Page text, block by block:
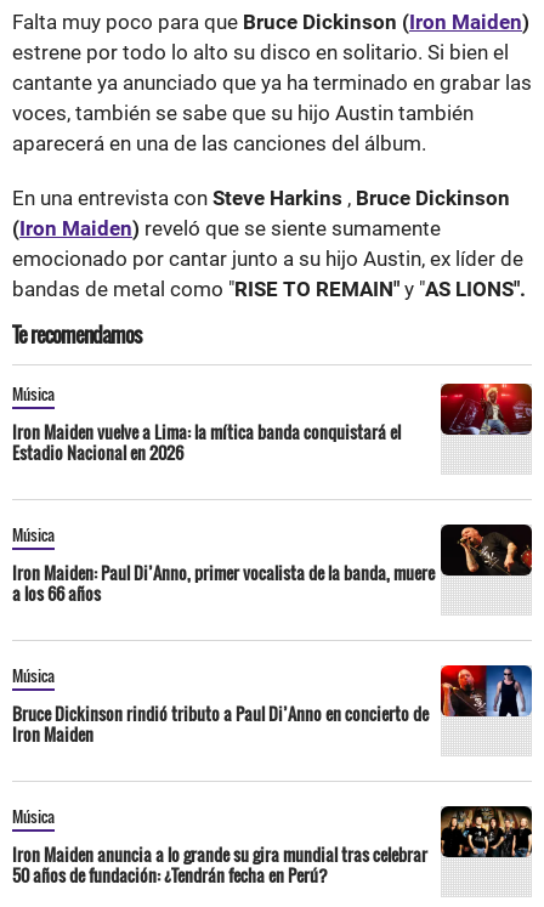
Falta muy poco para que Bruce Dickinson (Iron Maiden)
estrene por todo lo alto su disco en solitario. Si bien el
cantante ya anunciado que ya ha terminado en grabar las
voces, también se sabe que su hijo Austin también
aparecerá en una de las canciones del álbum.
En una entrevista con Steve Harkins , Bruce Dickinson
(Iron Maiden) reveló que se siente sumamente
emocionado por cantar junto a su hijo Austin, ex líder de
bandas de metal como "RISE TO REMAIN" y "AS LIONS".
Te recomendamos
Música
Iron Maiden vuelve a Lima: la mítica banda conquistará el
Estadio Nacional en 2026
Música
Iron Maiden: Paul Di’Anno, primer vocalista de la banda, muere
a los 66 años
Música
Bruce Dickinson rindió tributo a Paul Di’Anno en concierto de
Iron Maiden
Música
Iron Maiden anuncia a lo grande su gira mundial tras celebrar
50 años de fundación: ¿Tendrán fecha en Perú?